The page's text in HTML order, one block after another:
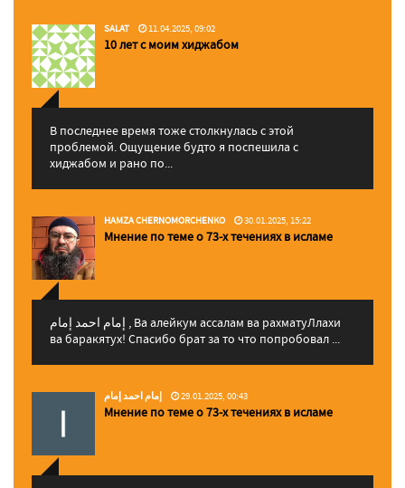
SALAT 11.04.2025, 09:02
10 лет с моим хиджабом
В последнее время тоже столкнулась с этой
проблемой. Ощущение будто я поспешила с
хиджабом и рано по...
HAMZA CHERNOMORCHENKO 30.01.2025, 15:22
Мнение по теме о 73-х течениях в исламе
إمام احمد إمام , Ва алейкум ассалам ва рахматуЛлахи
ва баракятух! Спасибо брат за то что попробовал ...
إمام احمد إمام 29.01.2025, 00:43
Мнение по теме о 73-х течениях в исламе